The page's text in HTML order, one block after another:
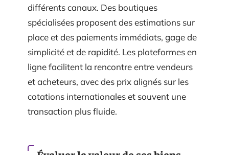
différents canaux. Des boutiques
spécialisées proposent des estimations sur
place et des paiements immédiats, gage de
simplicité et de rapidité. Les plateformes en
ligne facilitent la rencontre entre vendeurs
et acheteurs, avec des prix alignés sur les
cotations internationales et souvent une
transaction plus fluide.